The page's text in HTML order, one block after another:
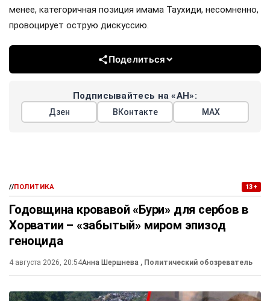
менее, категоричная позиция имама Таухиди, несомненно,
провоцирует острую дискуссию.
Поделиться
Подписывайтесь на «АН»:
Дзен ВКонтакте МАХ
//ПОЛИТИКА 13+
Годовщина кровавой «Бури» для сербов в
Хорватии – «забытый» миром эпизод
геноцида
4 августа 2026, 20:54Анна Шершнева , Политический обозреватель